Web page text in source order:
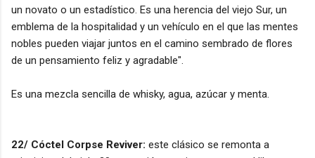
un novato o un estadístico. Es una herencia del viejo Sur, un
emblema de la hospitalidad y un vehículo en el que las mentes
nobles pueden viajar juntos en el camino sembrado de flores
de un pensamiento feliz y agradable".
Es una mezcla sencilla de whisky, agua, azúcar y menta.
22/ Cóctel Corpse Reviver: este clásico se remonta a